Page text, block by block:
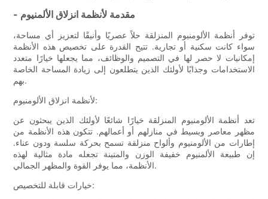
- مقدمة لأنظمة انزلاق الألمنيوم
توفر أنظمة الألومنيوم المنزلقة حلاً عصريًا وأنيقًا لتعزيز أي مساحة،
سواء كانت سكنية أو تجارية. تتيح القدرة على تخصيص هذه الأنظمة
إمكانيات لا حصر لها في التصميم والوظائف، مما يجعلها خيارًا متعدد
الاستخدامات وجذابًا لأولئك الذين يتطلعون إلى زيادة المساحة الخاصة
بهم.
لأنظمة انزلاق الألومنيوم:
تعد أنظمة الألومنيوم المنزلقة خيارًا شائعًا لأولئك الذين يبحثون عن
مظهر معاصر وبسيط في منازلهم أو أعمالهم. تتكون هذه الأنظمة من
إطارات من الألومنيوم وألواح منزلقة تسمح بحركة سلسة ودون عناء.
إن طبيعة الألمنيوم خفيفة الوزن والمتينة تجعله مادة مثالية لهذه
الأنظمة، مما يوفر القوة والمظهر الجمالي.
خيارات قابلة للتخصيص: